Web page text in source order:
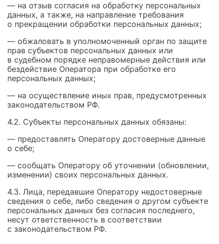
— на отзыв согласия на обработку персональных
данных, а также, на направление требования
о прекращении обработки персональных данных;
— обжаловать в уполномоченный орган по защите
прав субъектов персональных данных или
в судебном порядке неправомерные действия или
бездействие Оператора при обработке его
персональных данных;
— на осуществление иных прав, предусмотренных
законодательством РФ.
4.2. Субъекты персональных данных обязаны:
— предоставлять Оператору достоверные данные
о себе;
— сообщать Оператору об уточнении (обновлении,
изменении) своих персональных данных.
4.3. Лица, передавшие Оператору недостоверные
сведения о себе, либо сведения о другом субъекте
персональных данных без согласия последнего,
несут ответственность в соответствии
с законодательством РФ.